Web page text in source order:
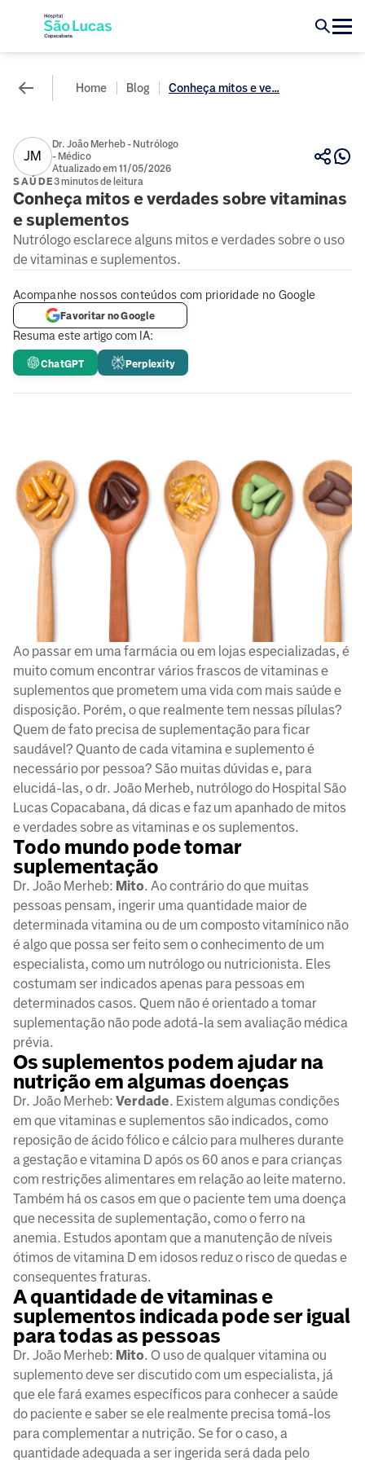
Home Blog Conheça mitos e ve...
JM
Dr. João Merheb - Nutrólogo
- Médico
Atualizado em 11/05/2026
SAÚDE3 minutos de leitura
Conheça mitos e verdades sobre vitaminas
e suplementos
Nutrólogo esclarece alguns mitos e verdades sobre o uso
de vitaminas e suplementos.
Resuma este artigo com IA:
ChatGPT Perplexity
Acompanhe nossos conteúdos com prioridade no Google
Favoritar no Google
Ao passar em uma farmácia ou em lojas especializadas, é
muito comum encontrar vários frascos de vitaminas e
suplementos que prometem uma vida com mais saúde e
disposição. Porém, o que realmente tem nessas pílulas?
Quem de fato precisa de suplementação para ficar
saudável? Quanto de cada vitamina e suplemento é
necessário por pessoa? São muitas dúvidas e, para
elucidá-las, o dr. João Merheb, nutrólogo do Hospital São
Lucas Copacabana​, dá dicas e faz um apanhado de mitos
e verdades sobre as vitaminas e os suplementos.
Todo mundo pode tomar
suplementação
Dr. João Merheb: Mito. Ao contrário do que muitas
pessoas pensam, ingerir uma quantidade maior de
determinada vitamina ou de um composto vitamínico não
é algo que possa ser feito sem o conhecimento de um
especialista, como um nutrólogo ou nutricionista. Eles
costumam ser indicados apenas para pessoas em
determinados casos. Quem não é orientado a tomar
suplementação não pode adotá-la sem avaliação médica
prévia.
Os suplementos podem ajudar na
nutrição em algumas doenças
Dr. João Merheb: Verdade. Existem algumas condições
em que vitaminas e suplementos são indicados, como
reposição de ácido fólico e cálcio para mulheres durante
a gestação e vitamina D após os 60 anos e para crianças
com restrições alimentares em relação ao leite materno.
Também há os casos em que o paciente tem uma doença
que necessita de suplementação, como o ferro na
anemia. Estudos apontam que a manutenção de níveis
ótimos de vitamina D em idosos reduz o risco de quedas e
consequentes fraturas.
A quantidade de vitaminas e
suplementos indicada pode ser igual
para todas as pessoas
Dr. João Merheb: Mito. O uso de qualquer vitamina ou
suplemento deve ser discutido com um especialista, já
que ele fará exames específicos para conhecer a saúde
do paciente e saber se ele realmente precisa tomá-los
para complementar a nutrição. Se for o caso, a
quantidade adequada a ser ingerida será dada pelo